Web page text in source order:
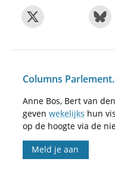
Columns
Anne Bos, Bert van
geven wekelijks hun
op de hoogte via de
Meld je aan